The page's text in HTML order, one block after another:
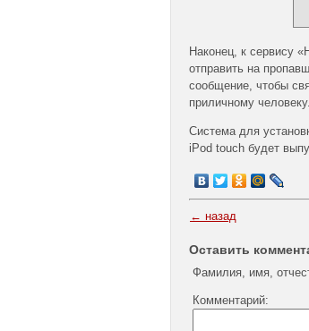
Наконец, к сервису
отправить на
сообщение, чтобы
приличному человеку.
Система для
iPod touch будет
← назад
Оставить
Фамилия, имя,
Комментарий: